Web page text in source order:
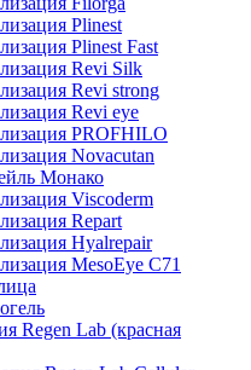
Plinest
Plinest Fast
Revi Silk
Revi strong
Revi eye
PROFHILO
Novacutan
Монако
Viscoderm
Repart
Hyalrepair
MesoEye C71
Regen Lab (красная